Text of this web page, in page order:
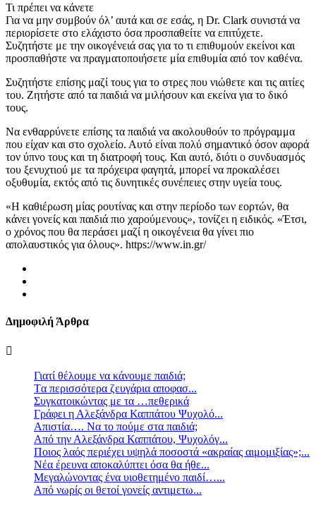
Τι πρέπει να κάνετε
Για να μην συμβούν όλ’ αυτά και σε εσάς, η Dr. Clark συνιστά να
περιορίσετε στο ελάχιστο όσα προσπαθείτε να επιτύχετε.
Συζητήστε με την οικογένειά σας για το τι επιθυμούν εκείνοι και
προσπαθήστε να πραγματοποιήσετε μία επιθυμία από τον καθένα.
Συζητήστε επίσης μαζί τους για το στρες που νιώθετε και τις αιτίες
του. Ζητήστε από τα παιδιά να μιλήσουν και εκείνα για το δικό
τους.
Να ενθαρρύνετε επίσης τα παιδιά να ακολουθούν το πρόγραμμα
που είχαν και στο σχολείο. Αυτό είναι πολύ σημαντικό όσον αφορά
τον ύπνο τους και τη διατροφή τους. Και αυτό, διότι ο συνδυασμός
του ξενυχτιού με τα πρόχειρα φαγητά, μπορεί να προκαλέσει
οξυθυμία, εκτός από τις δυνητικές συνέπειες στην υγεία τους.
«Η καθιέρωση μίας ρουτίνας και στην περίοδο των εορτών, θα
κάνει γονείς και παιδιά πιο χαρούμενους», τονίζει η ειδικός. «Έτσι,
ο χρόνος που θα περάσει μαζί η οικογένεια θα γίνει πιο
απολαυστικός για όλους». https://www.in.gr/
Δημοφιλή Άρθρα
Γιατί θέλουμε να κάνουμε παιδιά;
Tα περισσότερα ζευγάρια αποφασ...
Συγκατοικώντας με τα …πεθερικά
Γράφει η Αλεξάνδρα Καππάτου Ψυχολό...
Απιστία…. Να το πούμε στα παιδιά;
Από την Αλεξάνδρα Καππάτου, Ψυχολόγ...
Ποιος λαός περιέχει υψηλά ποσοστά «ακραίας αιμομιξίας»;...
Νέα έρευνα αποκαλύπτει όσα θα ήθε...
Mεγαλώνοντας ένα υιοθετημένο παιδί…...
Aπό νωρίς οι θετοί γονείς αντιμετω...